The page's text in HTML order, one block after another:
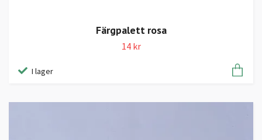
Färgpalett rosa
14 kr
I lager